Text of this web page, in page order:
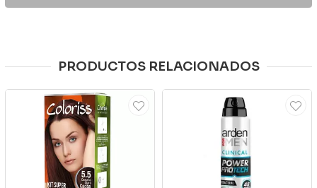
PRODUCTOS RELACIONADOS